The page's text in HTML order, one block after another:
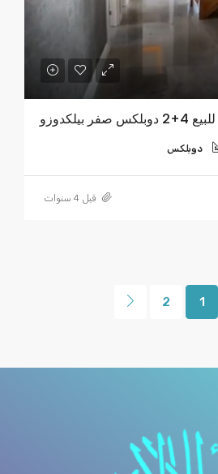
دوبلكس
قبل 4 سنوات
1
2